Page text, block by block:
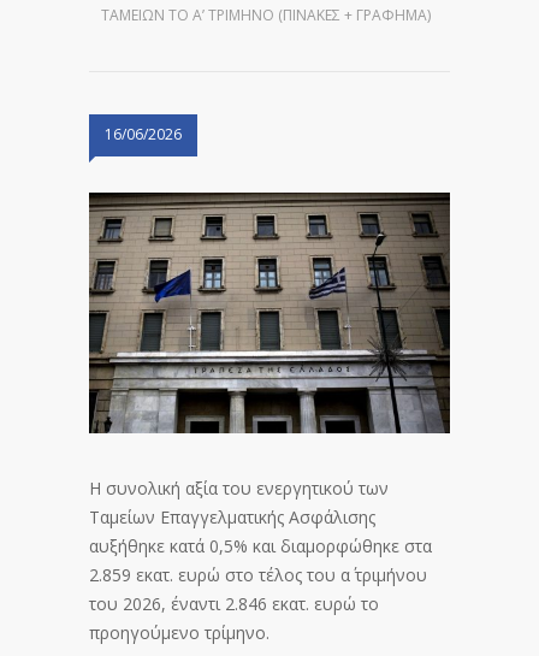
ΤΑΜΕΊΩΝ ΤΟ Α’ ΤΡΊΜΗΝΟ (ΠΊΝΑΚΕΣ + ΓΡΆΦΗΜΑ)
16/06/2026
Η συνολική αξία του ενεργητικού των
Ταμείων Επαγγελματικής Ασφάλισης
αυξήθηκε κατά 0,5% και διαμορφώθηκε στα
2.859 εκατ. ευρώ στο τέλος του α΄ τριμήνου
του 2026, έναντι 2.846 εκατ. ευρώ το
προηγούμενο τρίμηνο.